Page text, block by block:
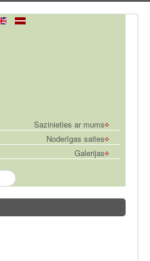
Sazinieties ar mums
Noderīgas saites
Galerijas